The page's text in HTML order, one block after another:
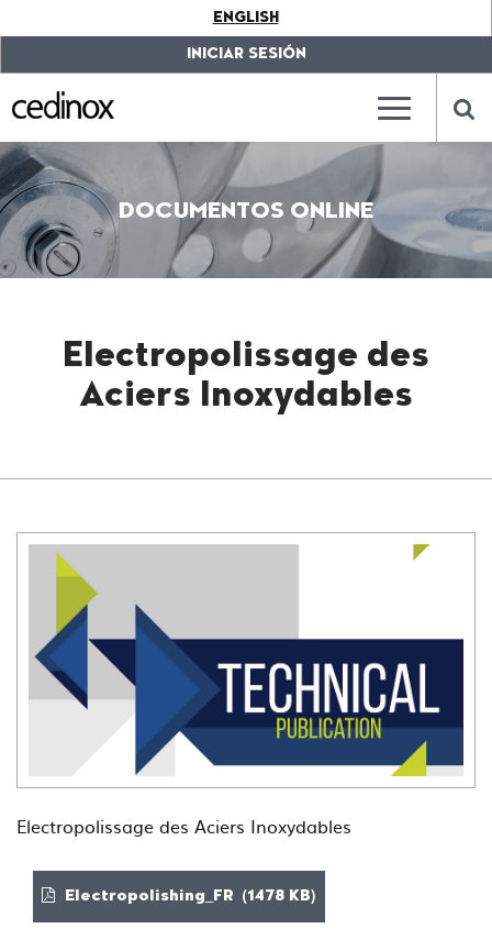
label.access.jump.content???
???
label.access.jump.header???
label.access.jump.footer???
???
label.access.jump.menu???
ENGLISH
INICIAR SESIÓN
???
???
DOCUMENTOS ONLINE
Electropolissage des
Aciers Inoxydables
Electropolissage des Aciers Inoxydables
Electropolishing_FR (1478 KB)